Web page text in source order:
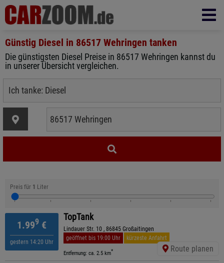
Günstig Diesel in 86517 Wehringen tanken
Die günstigsten Diesel Preise in 86517 Wehringen kannst du
in unserer Übersicht vergleichen.
Preis für 1 Liter
1.999 €
gestern 14:20 Uhr
TopTank
Lindauer Str. 10 , 86845 Großaitingen
geöffnet bis 19:00 Uhr
kürzeste Anfahrt
Entfernung: ca. 2.5 km* Route planen